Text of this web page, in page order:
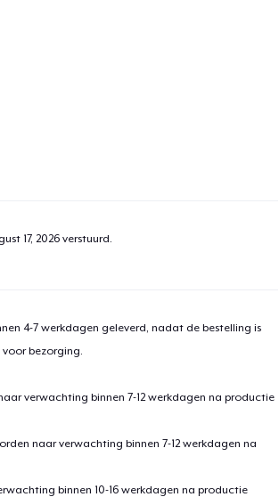
17, 2026verstuurd.
4-7 werkdagen geleverd, nadat de bestelling is
bezorging.
verwachting binnen 7-12 werkdagen na productie
naar verwachting binnen 7-12 werkdagen na
binnen 10-16 werkdagen na productie
aan winkelwagen toegevoegd